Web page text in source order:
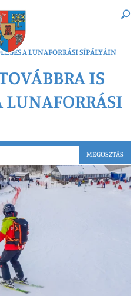
Bármikor
A LUNAFORRÁSI SÍPÁLYÁIN
IS
LUNAFORRÁSI
MEGOSZTÁS